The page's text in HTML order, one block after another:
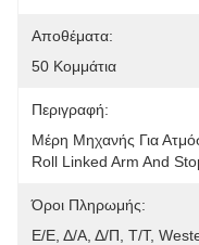
Αποθέματα:
50 Κομμάτια
Περιγραφή:
Μέρη Μηχανής Για
Roll Linked Arm And
Όροι Πληρωμής:
Ε/Ε, Δ/Α, Δ/Π, Τ/Τ,